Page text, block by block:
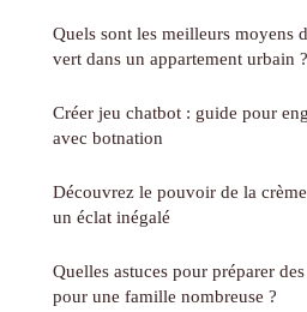
Quels sont les meilleurs moyens
vert dans un appartement urbain ?
Créer jeu chatbot : guide pour
avec botnation
Découvrez le pouvoir de la
un éclat inégalé
Quelles astuces pour préparer
pour une famille nombreuse ?